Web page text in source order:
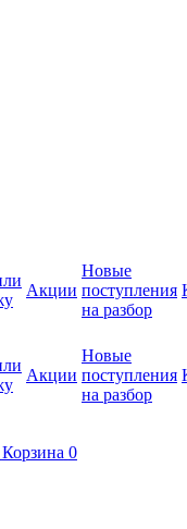
Акции
Новые
поступления
на разбор
Акции
Новые
поступления
на разбор
Корзина 0